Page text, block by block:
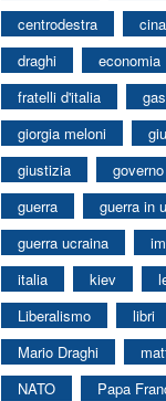
centrodestra
cina
draghi
economia
fratelli d'italia
gas
giorgia meloni
giustizia
governo
guerra
guerra in
guerra ucraina
italia
kiev
Liberalismo
libri
Mario Draghi
NATO
Papa